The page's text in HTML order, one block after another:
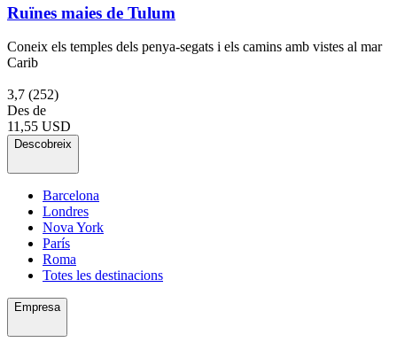
Ruïnes maies de Tulum
Coneix els temples dels penya-segats i els camins amb vistes al mar
Carib
3,7 (252)
Des de
11,55 USD
Descobreix
Barcelona
Londres
Nova York
París
Roma
Totes les destinacions
Empresa